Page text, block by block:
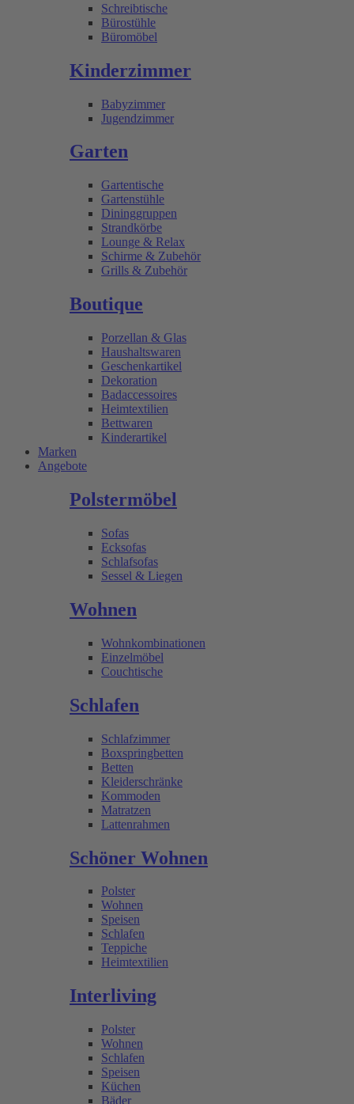
Schreibtische
Bürostühle
Büromöbel
Kinderzimmer
Babyzimmer
Jugendzimmer
Garten
Gartentische
Gartenstühle
Dininggruppen
Strandkörbe
Lounge & Relax
Schirme & Zubehör
Grills & Zubehör
Boutique
Porzellan & Glas
Haushaltswaren
Geschenkartikel
Dekoration
Badaccessoires
Heimtextilien
Bettwaren
Kinderartikel
Marken
Angebote
Polstermöbel
Sofas
Ecksofas
Schlafsofas
Sessel & Liegen
Wohnen
Wohnkombinationen
Einzelmöbel
Couchtische
Schlafen
Schlafzimmer
Boxspringbetten
Betten
Kleiderschränke
Kommoden
Matratzen
Lattenrahmen
Schöner Wohnen
Polster
Wohnen
Speisen
Schlafen
Teppiche
Heimtextilien
Interliving
Polster
Wohnen
Schlafen
Speisen
Küchen
Bäder